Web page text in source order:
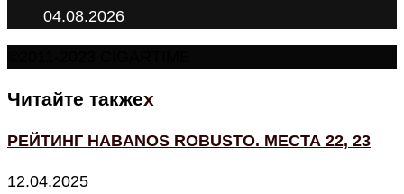
04.08.2026
Читайте такжеx
РЕЙТИНГ HABANOS ROBUSTO. МЕСТА 22, 23
12.04.2025